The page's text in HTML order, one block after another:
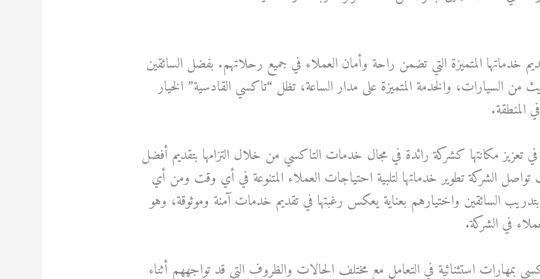
خدماتها المتميزة التي تضمن راحة وأمان العملاء في جميع رحلاتهم. بفضل السائقين
من السيارات، والخدمة المتميزة على مدار الساعة، تظل “تاكسي القادسية” الخيار
المنطقة.
تعزيز مكانتها كشركة رائدة في مجال خدمات التاكسي من خلال التزامها بتقديم أفضل
الشركة تطوير خدماتها لتلبية احتياجات العملاء المتنوعة في أي وقت ومن أي
السائقين واختيارهم بعناية يعكس رغبتها في تقديم خدمات آمنة وموثوقة، وهو
في الشركة.
بمهارات استثنائية في التعامل مع مختلف الحالات والظروف التي قد تواجههم أثناء